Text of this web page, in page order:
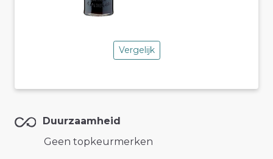
Vergelijk
Duurzaamheid
Geen topkeurmerken